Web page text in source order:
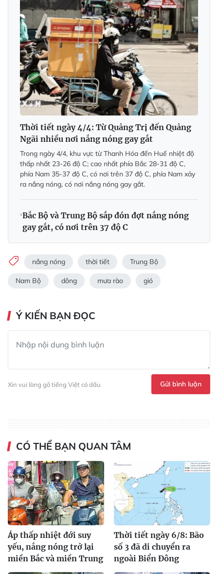
Thời tiết ngày 4/4: Từ Quảng Trị đến Quảng
Ngãi nhiều nơi nắng nóng gay gắt
Trong ngày 4/4, khu vực từ Thanh Hóa đến Huế nhiệt độ
thấp nhất 23-26 độ C; cao nhất phía Bắc 28-31 độ C,
phía Nam 35-37 độ C, có nơi trên 37 độ C, phía Nam xảy
ra nắng nóng, có nơi nắng nóng gay gắt.
Bắc Bộ và Trung Bộ sắp đón đợt nắng nóng
gay gắt, có nơi trên 37 độ C
nắng nóng thời tiết Trung Bộ
Nam Bộ dông mưa rào gió
Ý KIẾN BẠN ĐỌC
Xin vui lòng gõ tiếng Việt có dấu Gửi bình luận
CÓ THỂ BẠN QUAN TÂM
Áp thấp nhiệt đới suy
yếu, nắng nóng trở lại
miền Bắc và miền Trung
Thời tiết ngày 6/8: Bão
số 3 đã di chuyển ra
ngoài Biển Đông